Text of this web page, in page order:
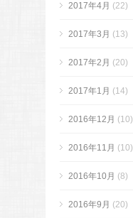
2017年4月 (22)
2017年3月 (13)
2017年2月 (20)
2017年1月 (14)
2016年12月 (10)
2016年11月 (10)
2016年10月 (8)
2016年9月 (20)